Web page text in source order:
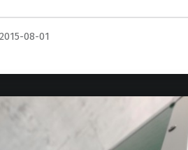
2015-08-01